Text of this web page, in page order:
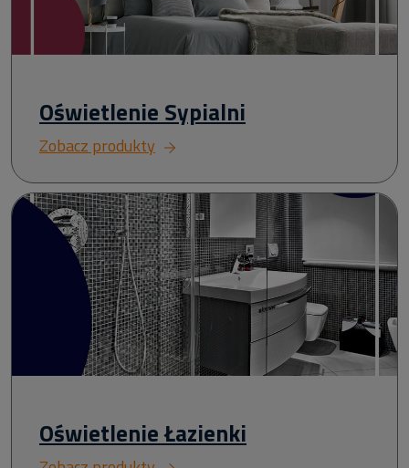
Oświetlenie Sypialni
Zobacz produkty
Oświetlenie Łazienki